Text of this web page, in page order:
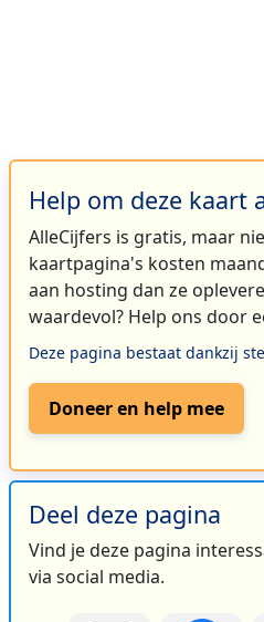
Help om deze kaart
AlleCijfers is gratis, maar
kaartpagina's kosten
aan hosting dan ze
waardevol? Help ons door
Deze pagina bestaat dankzij
Doneer en help mee
Deel deze pagina
Vind je deze pagina
via social media.